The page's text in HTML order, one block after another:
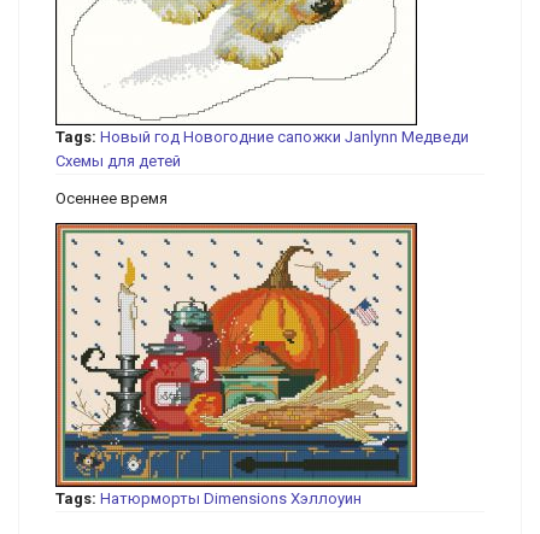
Tags: Новый год Новогодние сапожки Janlynn Медведи
Схемы для детей
Осеннее время
Tags: Натюрморты Dimensions Хэллоуин